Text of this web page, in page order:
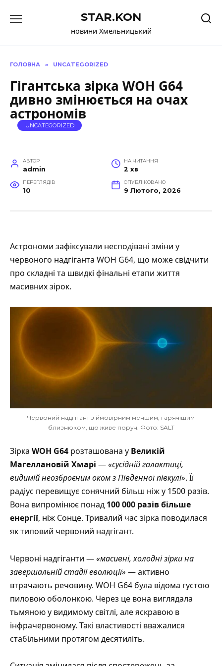
до
STAR.KON
новини Хмельницький
ГОЛОВНА » UNCATEGORIZED
Гігантська зірка WOH G64
дивно змінюється на очах
астрономів
UNCATEGORIZED
АВТОР
admin
НА ЧИТАННЯ
2 хв
ПЕРЕГЛЯДІВ
10
ОПУБЛІКОВАНО
9 Лютого, 2026
Астрономи зафіксували несподівані зміни у
червоного надгіганта WOH G64, що може свідчити
про складні та швидкі фінальні етапи життя
масивних зірок.
Червоний надгігант з ймовірним меншим, гарячішим
близнюком, що живе поруч. Фото: SALT
Зірка WOH G64 розташована у Великій
Магеллановій Хмарі —«сусідній галактиці,
видимій неозброєним оком з Південної півкулі». Її
радіус перевищує сонячний більш ніж у 1500 разів.
Вона випромінює понад 100 000 разів більше
енергії, ніж Сонце. Тривалий час зірка поводилася
як типовий червоний надгігант.
Червоні надгіганти —«масивні, холодні зірки на
завершальній стадії еволюції» — активно
втрачають речовину. WOH G64 була відома густою
пиловою оболонкою. Через це вона виглядала
тьмяною у видимому світлі, але яскравою в
інфрачервоному. Такі властивості вважалися
стабільними протягом десятиліть.